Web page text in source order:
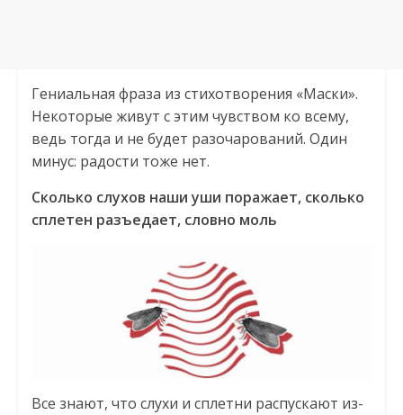
Гениальная фраза из стихотворения «Маски».
Некоторые живут с этим чувством ко всему,
ведь тогда и не будет разочарований. Один
минус: радости тоже нет.
Сколько слухов наши уши поражает, сколько
сплетен разъедает, словно моль
Все знают, что слухи и сплетни распускают из-